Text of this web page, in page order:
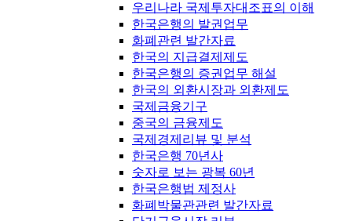
우리나라 국제투자대조표의 이해
한국은행의 발권업무
화폐관련 발간자료
한국의 지급결제제도
한국은행의 증권업무 해설
한국의 외환시장과 외환제도
국제금융기구
중국의 금융제도
국제경제리뷰 및 분석
한국은행 70년사
숫자로 보는 광복 60년
한국은행법 제정사
화폐박물관관련 발간자료